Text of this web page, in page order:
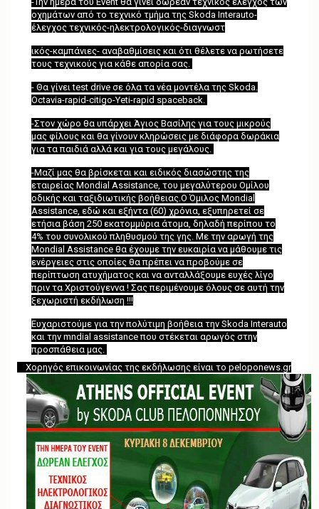
οχημάτων από το τεχνικό τμήμα της Skoda Interauto-
έλεγχος τεχνικός-ηλεκτρολογικός-διαγνωστ
ικός-καμπάνιες- αναβαθμίσεις και ότι θέλετε να ρωτήσετε
τους τεχνικούς για κάθε απορία σας.
- Θα γίνει test drive σε όλα τα νέα μοντέλα της Skoda.
Οctavia-rapid-citigo-Yeti-rapid spaceback.
-Στον χώρο θα υπάρχει Άγιος Βασίλης για τους μικρούς
μας φίλους και θα γίνουν κληρώσεις με διάφορα δωράκια
για τα παιδιά αλλά και για τους μεγάλους.
-Μαζί μας θα βρίσκεται και ειδικός διασώστης της
εταιρείας Mondial Assistance, τoυ μεγαλύτερου Ομίλου
οδικής και ταξιδιωτικής βοήθειας.Ο Όμιλος Mondial
Assistance, εδώ και εξήντα (60) χρόνια, εξυπηρετεί σε
ετήσια βάση 250 εκατομμύρια άτομα, δηλαδή περίπου το
4% του συνολικού πληθυσμού της γης. Με την αρωγή της
Mondial Assistance θα έχουμε την ευκαιρία να μάθουμε τις
ενέργειες στις οποίες θα πρέπει να προβούμε σε
περίπτωση ατυχήματος και να ανταλλάξουμε ευχές λίγο
πριν τα Χριστούγεννα ! Σας περιμένουμε όλους σε αυτή την
ξεχωριστή εκδήλωση !!!
Ευχαριστούμε για την πολύτιμη βοήθεια την Skoda Interauto
και την mndial assistance που στέκεται αρωγός στην
προσπάθεια μας.
Χορηγός επικοινωνίας της εκδήλωσης είναι το peloponews.gr